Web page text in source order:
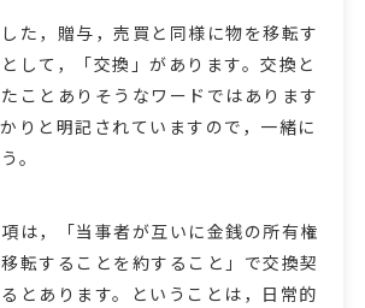
た，贈与，売買と同様に物を移転す
して，「交換」があります。交換と
ことありそうなワードではあります
りと明記されていますので，一緒に
。
は，「当事者が互いに金銭の所有権
転することを約すること」で交換契
とあります。ということは，日常的